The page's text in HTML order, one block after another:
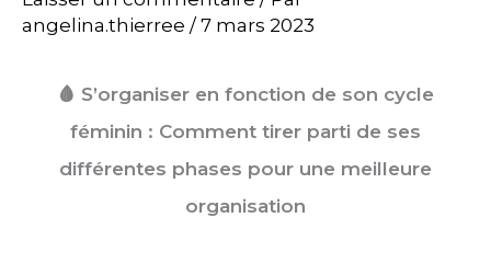
angelina.thierree / 7 mars 2023
🩸 S’organiser en fonction de son cycle
féminin : Comment tirer parti de ses
différentes phases pour une meilleure
organisation